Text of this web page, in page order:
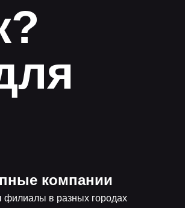
компании
филиалы в разных городах